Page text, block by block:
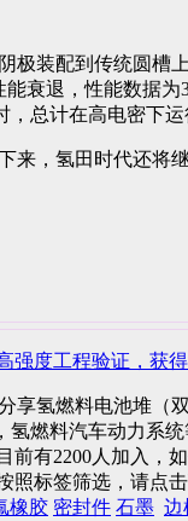
极装配到传统圆槽
退，性能数据为
总计在高电密下
，氢田时代还
强度工程验证，获
享氢燃料电池堆（
燃料汽车动力系
前有2200人加入，
照标签筛选，请点
橡胶 密封件 石墨 边